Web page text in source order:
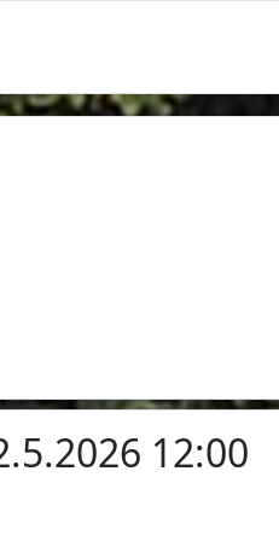
12:00